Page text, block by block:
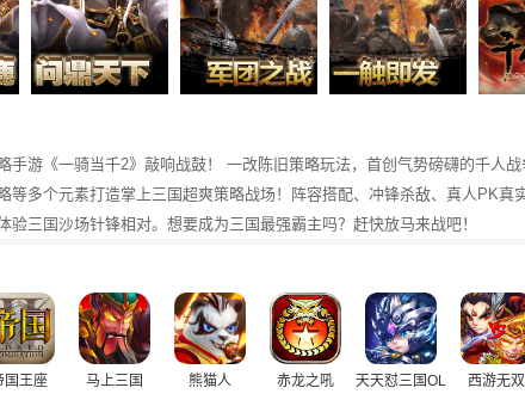
手游《一骑当千2》敲响战鼓！ 一改陈旧策略玩法，首创气势磅礴的千人
等多个元素打造掌上三国超爽策略战场！阵容搭配、冲锋杀敌、真人PK真
验三国沙场针锋相对。想要成为三国最强霸主吗？赶快放马来战吧！
国王座 马上三国 熊猫人 赤龙之吼 天天怼三国OL 西游无双